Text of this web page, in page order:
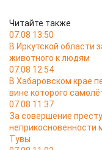
Читайте также
07.08 13:50
В Иркутской области
животного к людям
07.08 12:54
В Хабаровском крае
вине которого
07.08 11:37
За совершение
неприкосновенности
Тувы